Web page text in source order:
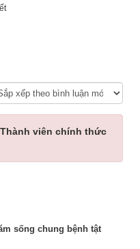
Thành viên chính thức
sống chung bệnh tật